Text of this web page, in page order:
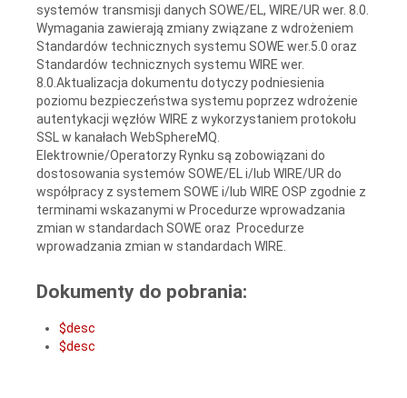
systemów transmisji danych SOWE/EL, WIRE/UR wer. 8.0.
Wymagania zawierają zmiany związane z wdrożeniem
Standardów technicznych systemu SOWE wer.5.0 oraz
Standardów technicznych systemu WIRE wer.
8.0.Aktualizacja dokumentu dotyczy podniesienia
poziomu bezpieczeństwa systemu poprzez wdrożenie
autentykacji węzłów WIRE z wykorzystaniem protokołu
SSL w kanałach WebSphereMQ.
Elektrownie/Operatorzy Rynku są zobowiązani do
dostosowania systemów SOWE/EL i/lub WIRE/UR do
współpracy z systemem SOWE i/lub WIRE OSP zgodnie z
terminami wskazanymi w Procedurze wprowadzania
zmian w standardach SOWE oraz Procedurze
wprowadzania zmian w standardach WIRE.
Dokumenty do pobrania:
$desc
$desc